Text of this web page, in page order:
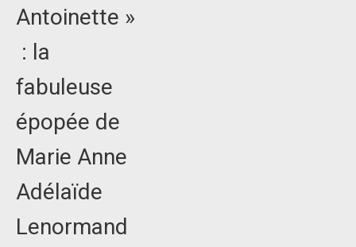
Antoinette »
: la
fabuleuse
épopée de
Marie Anne
Adélaïde
Lenormand